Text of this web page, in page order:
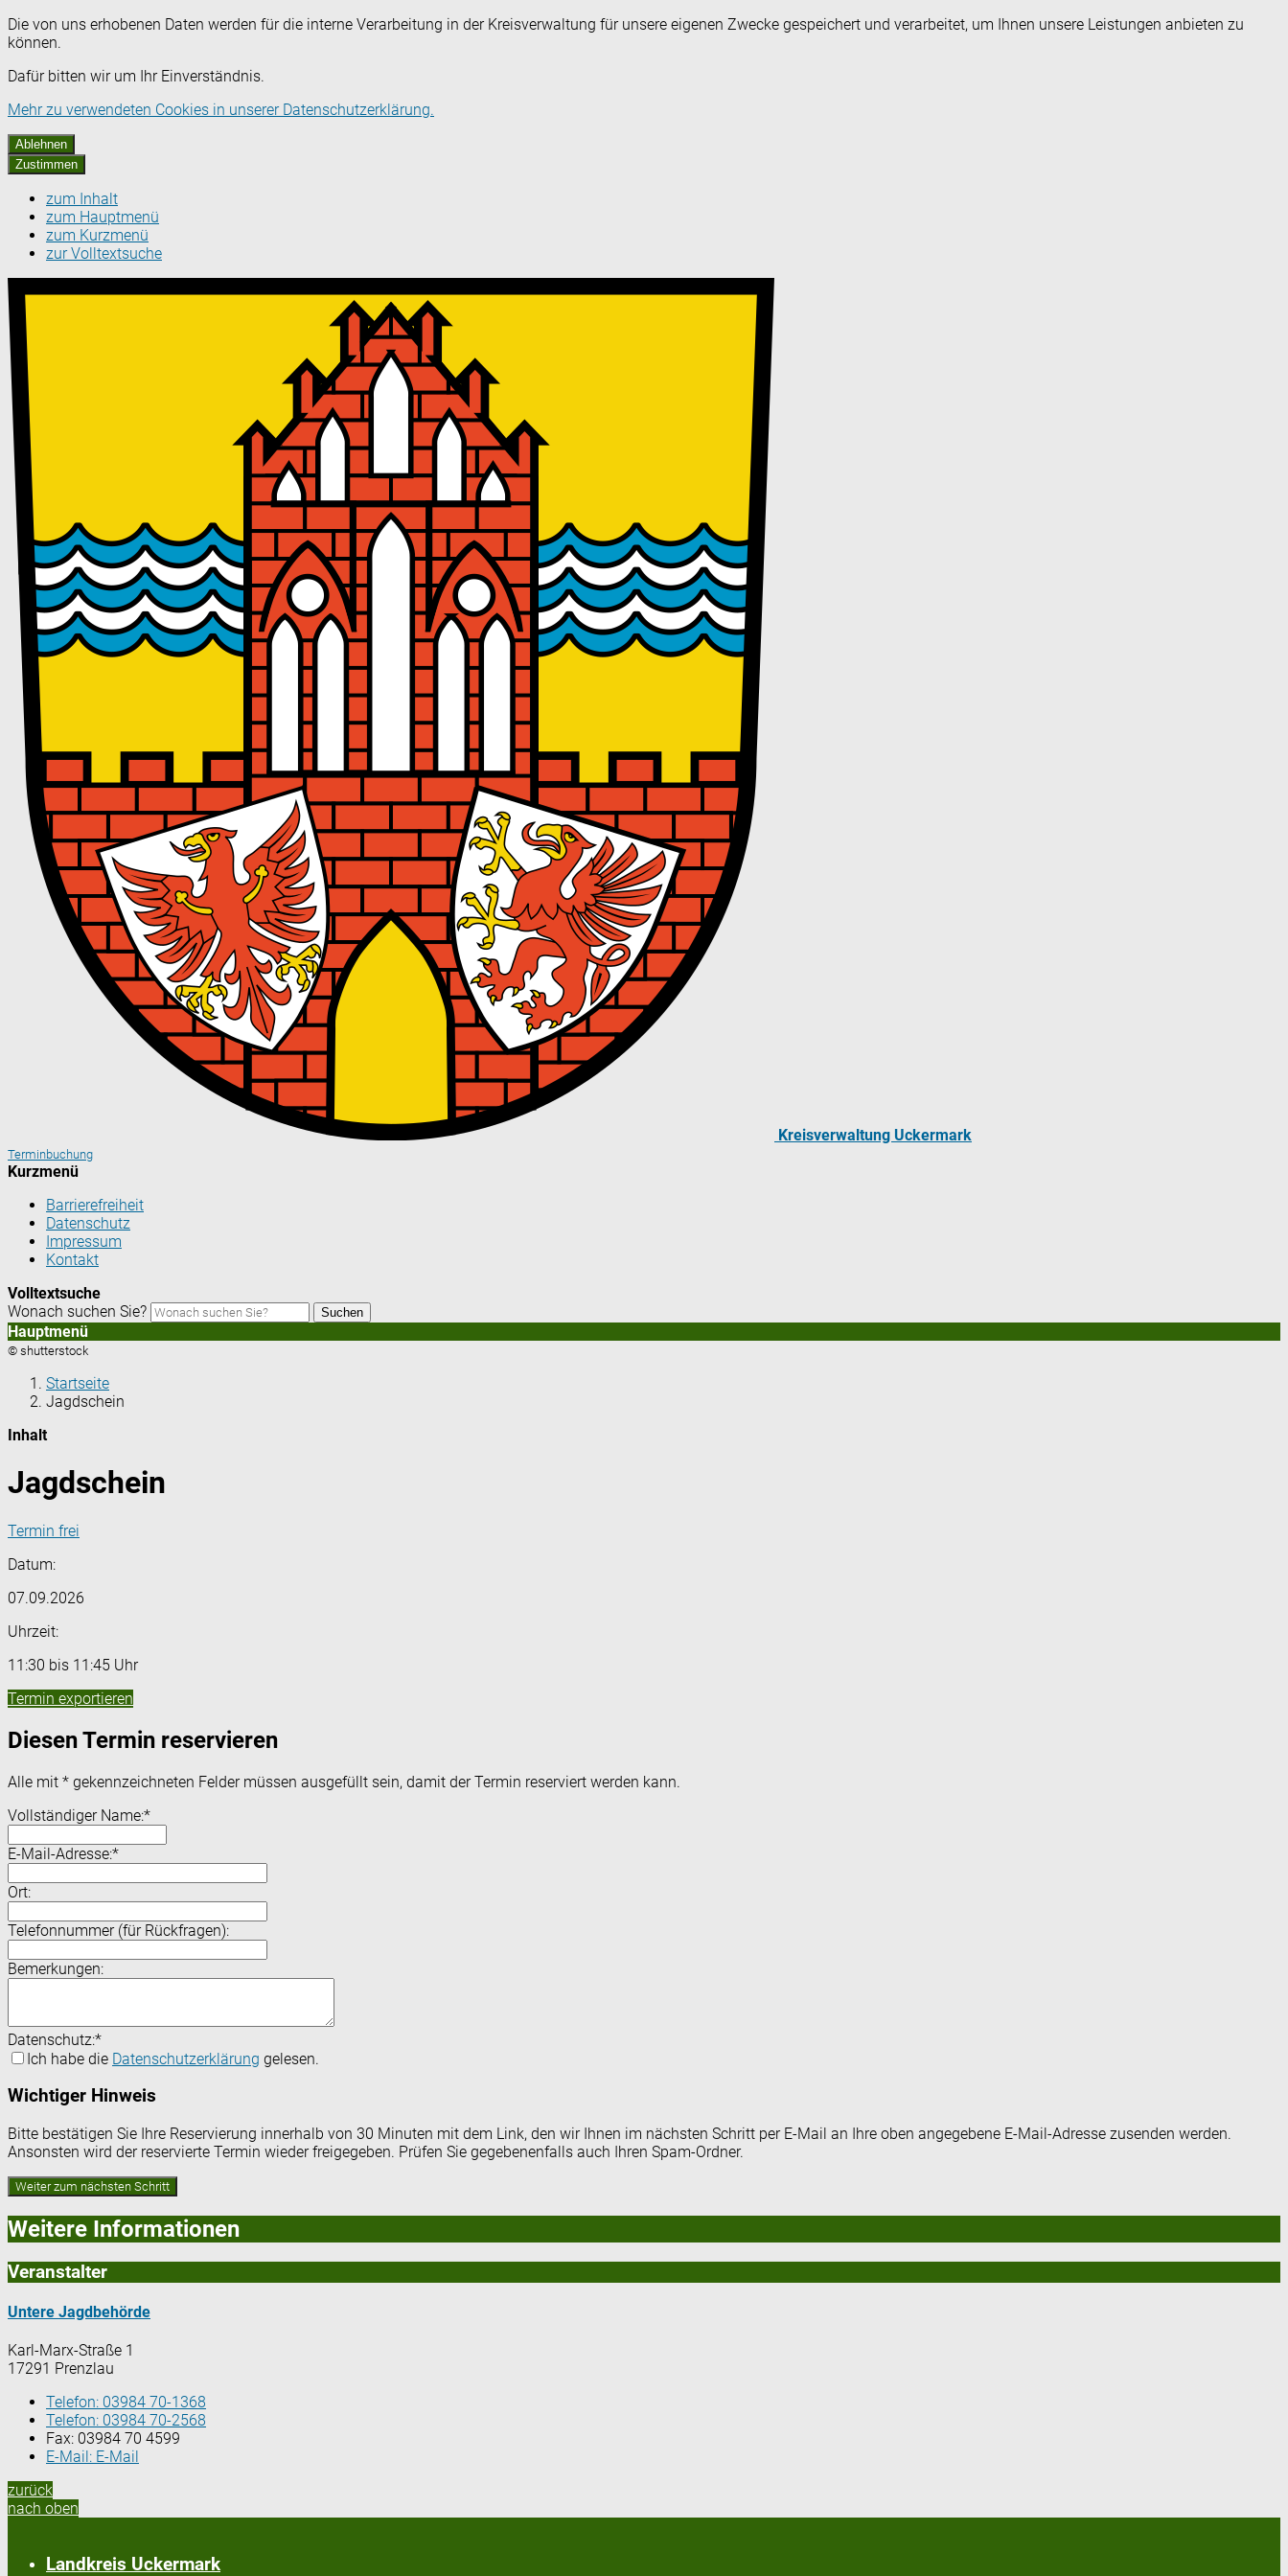
Die von uns erhobenen Daten werden für die interne Verarbeitung in der Kreisverwaltung für unsere eigenen Zwecke gespeichert und verarbeitet, um Ihnen unsere Leistungen anbieten zu
können.
Dafür bitten wir um Ihr Einverständnis.
Mehr zu verwendeten Cookies in unserer Datenschutzerklärung.
Ablehnen
Zustimmen
zum Inhalt
zum Hauptmenü
zum Kurzmenü
zur Volltextsuche
Kreisverwaltung Uckermark
Terminbuchung
Kurzmenü
Barrierefreiheit
Datenschutz
Impressum
Kontakt
Volltextsuche
Wonach suchen Sie?
Suchen
Hauptmenü
© shutterstock
Startseite
Jagdschein
Inhalt
Jagdschein
Termin frei
Datum:
07.09.2026
Uhrzeit:
11:30 bis 11:45 Uhr
Termin exportieren
Diesen Termin reservieren
Alle mit * gekennzeichneten Felder müssen ausgefüllt sein, damit der Termin reserviert werden kann.
Vollständiger Name:*
E-Mail-Adresse:*
Ort:
Telefonnummer (für Rückfragen):
Bemerkungen:
Datenschutz:*
Ich habe die Datenschutzerklärung gelesen.
Wichtiger Hinweis
Bitte bestätigen Sie Ihre Reservierung innerhalb von 30 Minuten mit dem Link, den wir Ihnen im nächsten Schritt per E-Mail an Ihre oben angegebene E-Mail-Adresse zusenden werden.
Ansonsten wird der reservierte Termin wieder freigegeben. Prüfen Sie gegebenenfalls auch Ihren Spam-Ordner.
Weitere Informationen
Veranstalter
Untere Jagdbehörde
Karl-Marx-Straße 1
17291 Prenzlau
Telefon: 03984 70-1368
Telefon: 03984 70-2568
Fax: 03984 70 4599
E-Mail: E-Mail
zurück
nach oben
Landkreis Uckermark